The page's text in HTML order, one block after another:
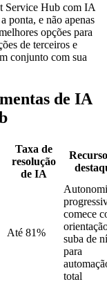
Service Hub com IA
ponta, e não apenas
opções para
de terceiros e
conjunto com sua
de IA
Taxa de
resolução
de IA
Até 81%
comece
suba de
para
total